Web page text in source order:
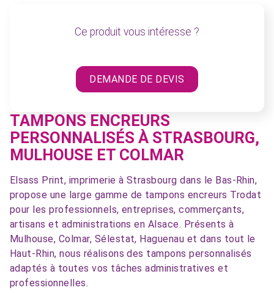
TAMPONS ENCREURS
PERSONNALISÉS À STRASBOURG,
MULHOUSE ET COLMAR
Elsass Print, imprimerie à Strasbourg dans le Bas-Rhin,
propose une large gamme de tampons encreurs Trodat
pour les professionnels, entreprises, commerçants,
artisans et administrations en Alsace. Présents à
Mulhouse, Colmar, Sélestat, Haguenau et dans tout le
Haut-Rhin, nous réalisons des tampons personnalisés
adaptés à toutes vos tâches administratives et
professionnelles.
Ce produit vous intéresse ?
DEMANDE DE DEVIS